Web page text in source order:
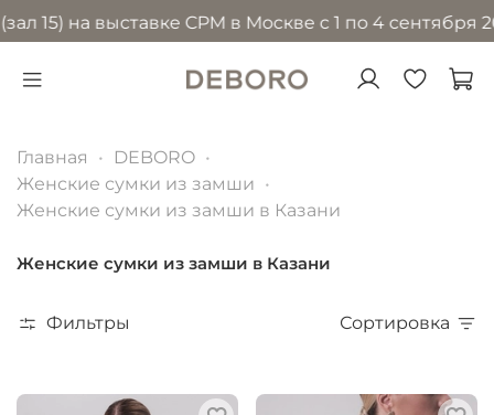
выставке CPM в Москве с 1 по 4 сентября 2026
Главная
DEBORO
Женские сумки из замши
Женские сумки из замши в Казани
Женские сумки из замши в Казани
Фильтры Сортировка